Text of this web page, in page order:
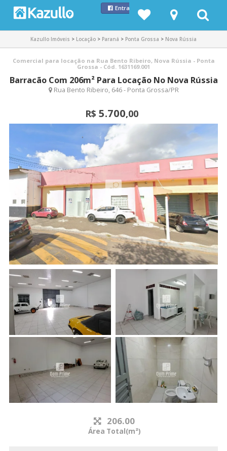
Entrar com Facebook
Kazullo Imóveis > Locação > Paraná > Ponta Grossa > Nova Rússia
Comercial para locação na Rua Bento Ribeiro, Nova Rússia - Ponta
Grossa - Cód. 1631169.001
Barracão Com 206m² Para Locação No Nova Rússia
Rua Bento Ribeiro, 646 - Ponta Grossa/PR
R$ 5.700,00
206.00
Área Total(m²)